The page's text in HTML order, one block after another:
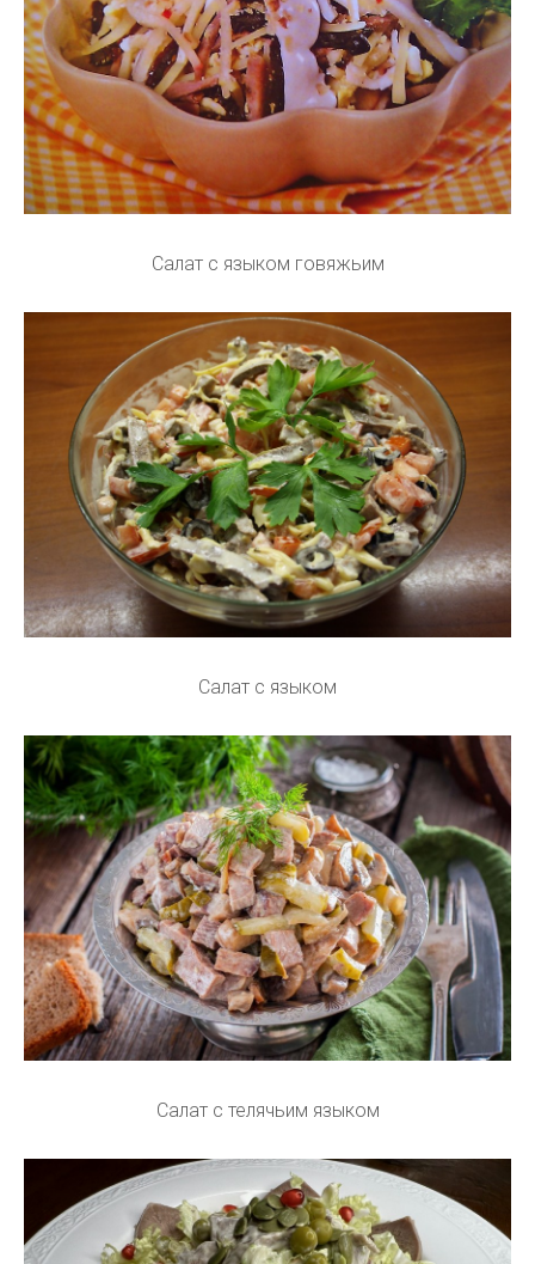
Салат с языком говяжьим
Салат с языком
Салат с телячьим языком